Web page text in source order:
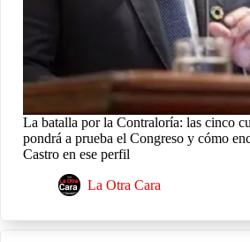
La batalla por la Contraloría: las cinco
pondrá a prueba el Congreso y cómo
Castro en ese perfil
La Otra Cara